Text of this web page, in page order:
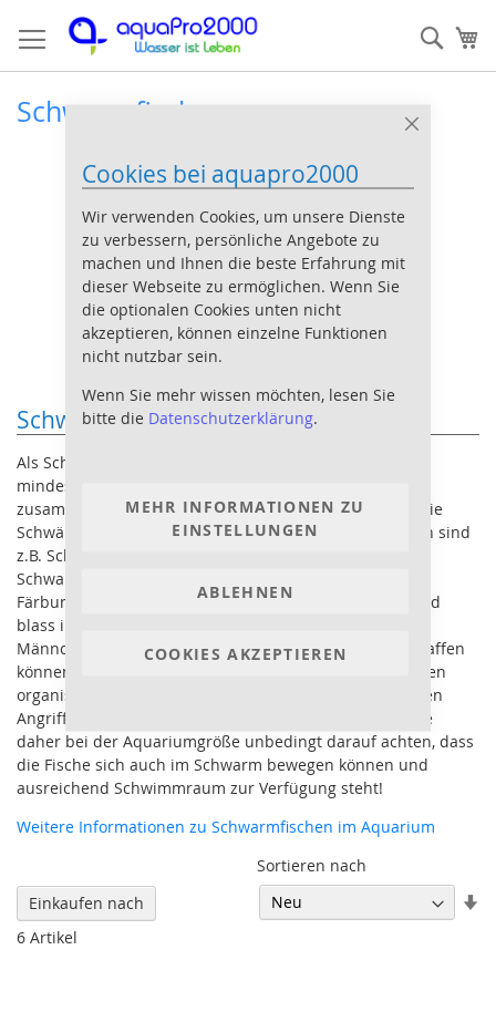
Close
Cookies bei aquapro2000
Wir verwenden Cookies, um unsere Dienste
zu verbessern, persönliche Angebote zu
machen und Ihnen die beste Erfahrung mit
dieser Webseite zu ermöglichen. Wenn Sie
die optionalen Cookies unten nicht
akzeptieren, können einzelne Funktionen
nicht nutzbar sein.
Wenn Sie mehr wissen möchten, lesen Sie
bitte die Datenschutzerklärung.
COOKIES AKZEPTIEREN
MEHR INFORMATIONEN ZU
EINSTELLUNGEN
ABLEHNEN
zum
Schwarmfische
Schwarmfische im Aquarium
Als Schwarmfische bezeichnen wir hier Fische die mit
mindestens 6-10 gleichartigen Exemplaren
zusammengehalten werden sollten, in der Natur sind die
Schwärme oft sehr viel größer. Die meisten Salmerarten sind
z.B. Schwarmfische. Der Neonfisch kommt auch erst im
Schwarm zur Geltung und zeigt dann seine schönste
Färbung. Einzelne Tiere stehen dagegen unglücklich und
blass in einer Ecke des Aquariums obwohl einzelne
Männchen auch territoriale Abgrenzungen für sich schaffen
können. Würden aber potenzielle Fressfeinde auftauchen
organisieren sich die Fische sofort zum Schwarm um den
Angriff auf ein einzelnes Tier zu erschweren. Man sollte
daher bei der Aquariumgröße unbedingt darauf achten, dass
die Fische sich auch im Schwarm bewegen können und
ausreichend Schwimmraum zur Verfügung steht!
Weitere Informationen zu Schwarmfischen im Aquarium
6 Artikel
Sortieren nach
Einkaufen nach